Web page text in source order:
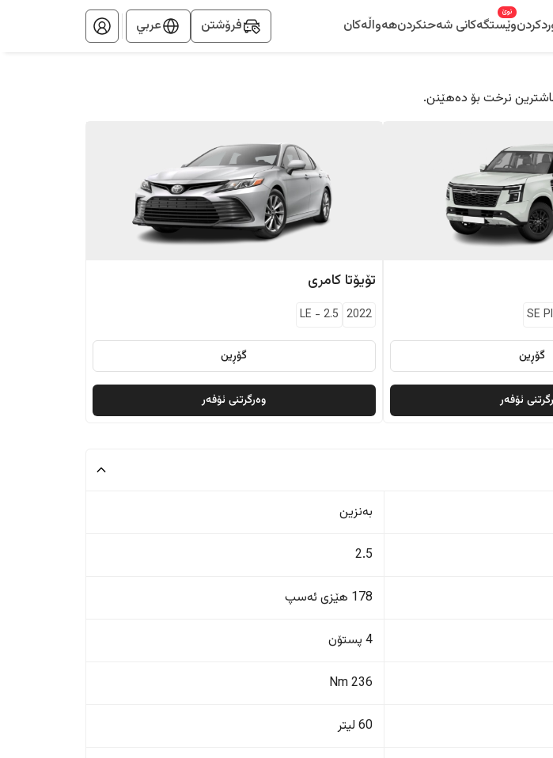
وێستگەکانی شەحنکردن
نوێ
هەواڵەکان فرۆشتن عربي
باشترین نرخت بۆ دەهێنن.
SE
گۆڕین
ئۆفەر
تۆیۆتا کامری
2022
LE - 2.5
گۆڕین
وەرگرتنی ئۆفەر
بەنزین
2.5
178 هێزی ئەسپ
4 پستۆن
236 Nm
60 لیتر